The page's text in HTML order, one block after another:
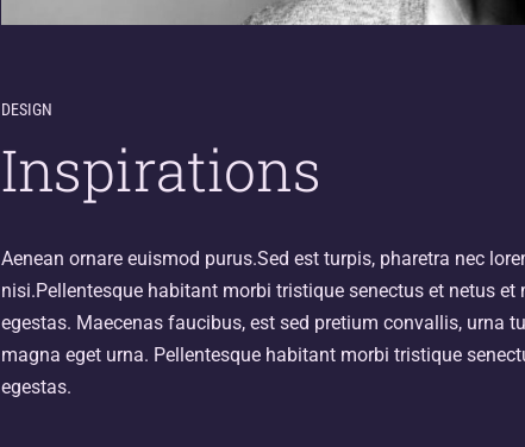
DESIGN
Inspirations
Aenean ornare euismod purus.Sed est turpis, pharetra nec
nisi.Pellentesque habitant morbi tristique senectus et netus
egestas. Maecenas faucibus, est sed pretium convallis, urna
magna eget urna. Pellentesque habitant morbi tristique
egestas.